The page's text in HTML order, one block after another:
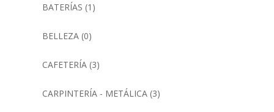
BATERÍAS (1)
BELLEZA(0)
CAFETERÍA(3)
CARPINTERÍA - METÁLICA(3)